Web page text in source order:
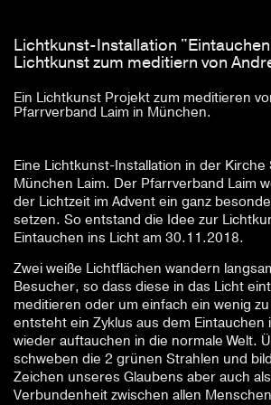
Ein Lichtkunst Projekt zum meditieren
Pfarrverband Laim in München.
Eine Lichtkunst-Installation in der Kirche
der Lichtzeit im Advent ein ganz
setzen. So entstand die Idee zur
Eintauchen ins Licht am 30.11.2018.
Zwei weiße Lichtflächen wandern
Besucher, so dass diese in das Licht
meditieren oder um einfach ein wenig zu
entsteht ein Zyklus aus dem Eintauchen
wieder auftauchen in die normale Welt.
schweben die 2 grünen Strahlen und
Zeichen unseres Glaubens aber auch
Verbundenheit zwischen allen
spirituelles Erlebnis zum meditiern und